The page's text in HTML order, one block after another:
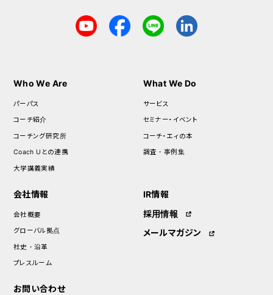
Who We Are
パーパス
コーチ紹介
コーチング研究所
Coach Uとの連携
大学講義実績
What We Do
サービス
セミナー・イベント
コーチ・エィの本
調査・事例集
会社情報
会社概要
グローバル拠点
社史・沿革
プレスルーム
IR情報
採用情報
メールマガジン
お問い合わせ